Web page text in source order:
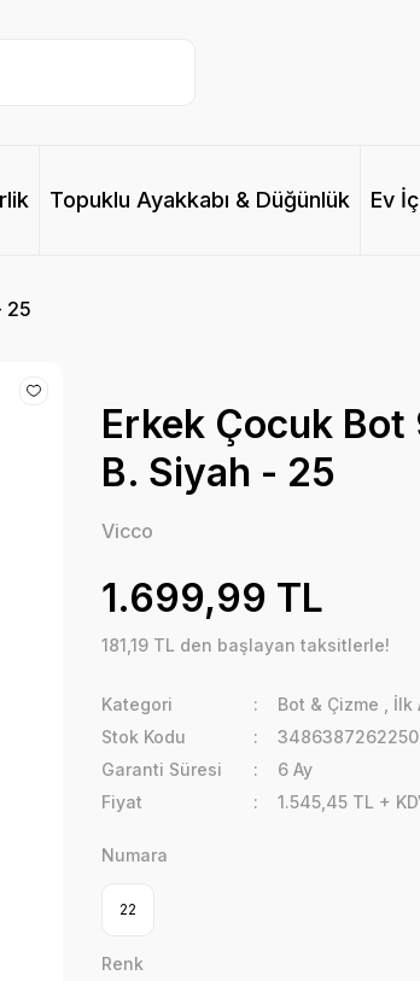
Topuklu Ayakkabı & Düğünlük Ev
25
Erkek Çocuk
B. Siyah - 25
Vicco
1.699,99 TL
181,19 TL den başlayan taksitlerle!
Kategori Bot & Çizme
İlk
Stok Kodu
3486387262250
Garanti Süresi
6 Ay
Fiyat
1.545,45 TL +
Numara
22
Renk